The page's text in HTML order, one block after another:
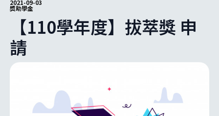
2021-09-03
獎助學金
【110學年度】拔萃獎 申
請